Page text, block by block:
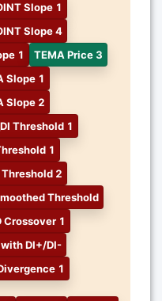
Slope 1
Slope 4
1
TEMA Price 3
Slope 1
Slope 2
Threshold 1
1
Threshold 2
Threshold
Crossover 1
with DI+/DI-
1